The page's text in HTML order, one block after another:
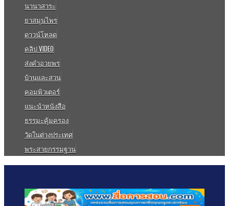
นานาสาระ
ยาสมุนไพร
ดาวน์โหลด
คลิป VIDEO
ส่งคำอวยพร
บ้านและสวน
คอมพิวเตอร์
แนะนำหนังสือ
ธรรมะคุ้มครอง
วัดในต่างประเทศ
พระสายกรรมฐาน